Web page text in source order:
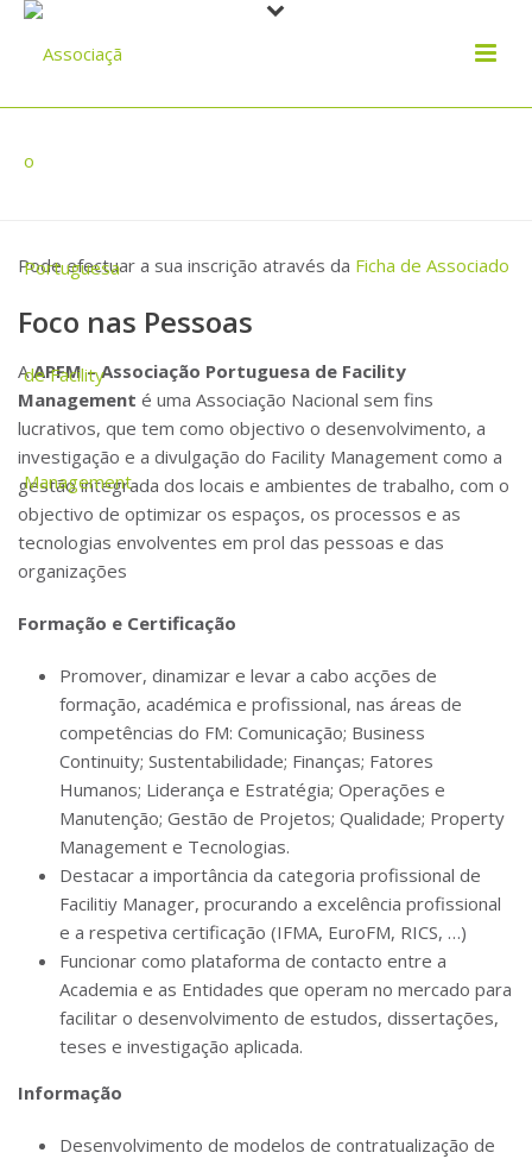
SEJA ASSOCIADO
Pode efectuar a sua inscrição através da Ficha de Associado
Foco nas Pessoas
AAPFM – Associação Portuguesa de Facility
Management é uma Associação Nacional sem fins
lucrativos, que tem como objectivo o desenvolvimento, a
investigação e a divulgação do Facility Management como a
gestão integrada dos locais e ambientes de trabalho, com o
objectivo de optimizar os espaços, os processos e as
tecnologias envolventes em prol das pessoas e das
organizações
Formação e Certificação
Promover, dinamizar e levar a cabo acções de
formação, académica e profissional, nas áreas de
competências do FM: Comunicação; Business
Continuity; Sustentabilidade; Finanças; Fatores
Humanos; Liderança e Estratégia; Operações e
Manutenção; Gestão de Projetos; Qualidade; Property
Management e Tecnologias.
Destacar a importância da categoria profissional de
Facilitiy Manager, procurando a excelência profissional
e a respetiva certificação (IFMA, EuroFM, RICS, …)
Funcionar como plataforma de contacto entre a
Academia e as Entidades que operam no mercado para
facilitar o desenvolvimento de estudos, dissertações,
teses e investigação aplicada.
Informação
Desenvolvimento de modelos de contratualização de